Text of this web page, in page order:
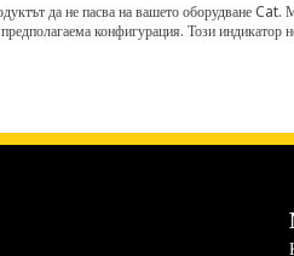
да не пасва на вашето оборудване Cat.
конфигурация. Този индикатор